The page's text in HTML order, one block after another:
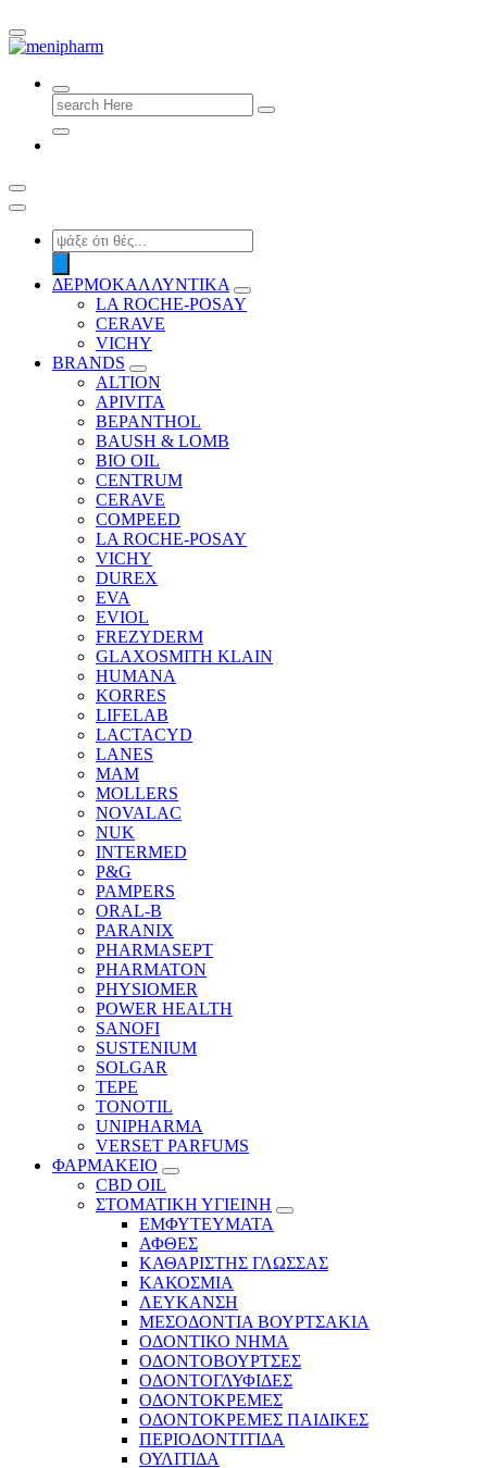
shop 2 easily
Search
for:
Products
search
ΔΕΡΜΟΚΑΛΛΥΝΤΙΚΑ
LA ROCHE-POSAY
CERAVE
VICHY
BRANDS
ALTION
APIVITA
BEPANTHOL
BAUSH & LOMB
BIO OIL
CENTRUM
CERAVE
COMPEED
LA ROCHE-POSAY
VICHY
DUREX
EVA
EVIOL
FREZYDERM
GLAXOSMITH KLAIN
HUMANA
KORRES
LIFELAB
LACTACYD
LANES
MAM
MOLLERS
NOVALAC
NUK
INTERMED
P&G
PAMPERS
ORAL-B
PARANIX
PHARMASEPT
PHARMATON
PHYSIOMER
POWER HEALTH
SANOFI
SUSTENIUM
SOLGAR
TEPE
TONOTIL
UNIPHARMA
VERSET PARFUMS
ΦΑΡΜΑΚΕΙΟ
CBD OIL
ΣΤΟΜΑΤΙΚΗ ΥΓΙΕΙΝΗ
ΕΜΦΥΤΕΥΜΑΤΑ
ΑΦΘΕΣ
ΚΑΘΑΡΙΣΤΗΣ ΓΛΩΣΣΑΣ
ΚΑΚΟΣΜΙΑ
ΛΕΥΚΑΝΣΗ
ΜΕΣΟΔΟΝΤΙΑ ΒΟΥΡΤΣΑΚΙΑ
ΟΔΟΝΤΙΚΟ ΝΗΜΑ
ΟΔΟΝΤΟΒΟΥΡΤΣΕΣ
ΟΔΟΝΤΟΓΛΥΦΙΔΕΣ
ΟΔΟΝΤΟΚΡΕΜΕΣ
ΟΔΟΝΤΟΚΡΕΜΕΣ ΠΑΙΔΙΚΕΣ
ΠΕΡΙΟΔΟΝΤΙΤΙΔΑ
ΟΥΛΙΤΙΔΑ